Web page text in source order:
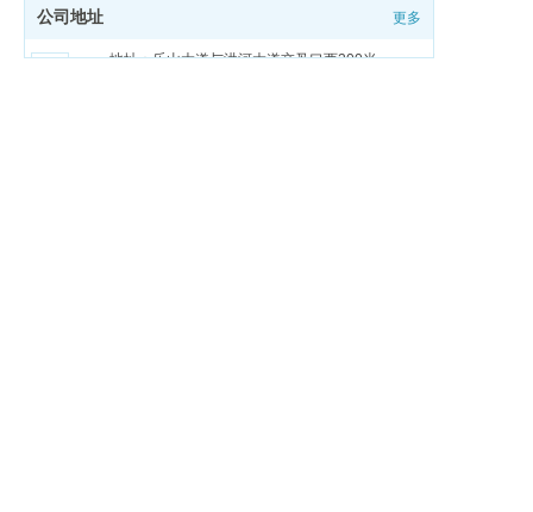
邮箱
邮箱：zmdgongjiao@sina.com
公司地址 更多
地址：乐山大道与洪河大道交叉口西200米